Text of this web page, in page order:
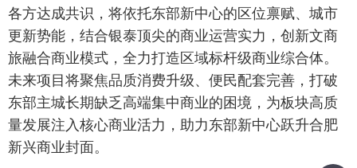
各方达成共识，将依托东部新中心的区位禀赋、城市
更新势能，结合银泰顶尖的商业运营实力，创新文商
旅融合商业模式，全力打造区域标杆级商业综合体。
未来项目将聚焦品质消费升级、便民配套完善，打破
东部主城长期缺乏高端集中商业的困境，为板块高质
量发展注入核心商业活力，助力东部新中心跃升合肥
新兴商业封面。